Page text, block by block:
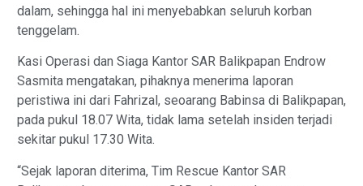
dalam, sehingga hal ini menyebabkan seluruh korban
tenggelam.
Kasi Operasi dan Siaga Kantor SAR Balikpapan Endrow
Sasmita mengatakan, pihaknya menerima laporan
peristiwa ini dari Fahrizal, seoarang Babinsa di Balikpapan,
pada pukul 18.07 Wita, tidak lama setelah insiden terjadi
sekitar pukul 17.30 Wita.
“Sejak laporan diterima, Tim Rescue Kantor SAR